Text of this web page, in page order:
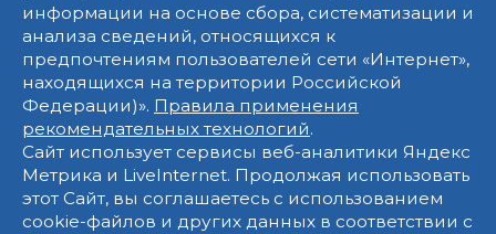
информации на основе сбора, систематизации и
анализа сведений, относящихся к
предпочтениям пользователей сети «Интернет»,
находящихся на территории Российской
Федерации)». Правила применения
рекомендательных технологий.
Сайт использует сервисы веб-аналитики Яндекс
Метрика и LiveInternet. Продолжая использовать
этот Сайт, вы соглашаетесь с использованием
cookie-файлов и других данных в соответствии с